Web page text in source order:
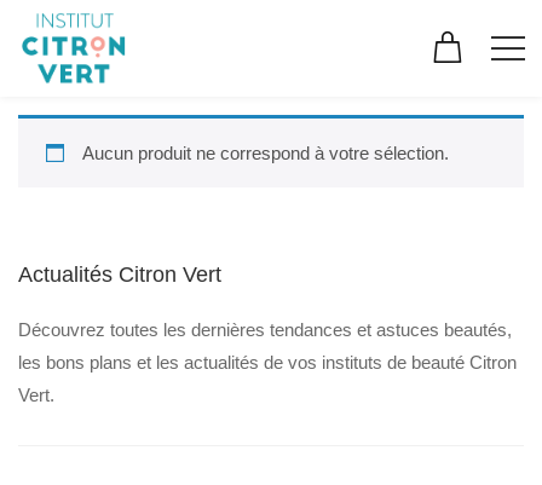
Aucun produit ne correspond à votre sélection.
Actualités Citron Vert
Découvrez toutes les dernières tendances et astuces beautés,
les bons plans et les actualités de vos instituts de beauté Citron
Vert.